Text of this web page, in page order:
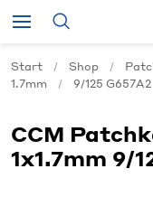
Start Shop
1.7mm
9/125 G657A2
CCM
1x1.7mm 9/